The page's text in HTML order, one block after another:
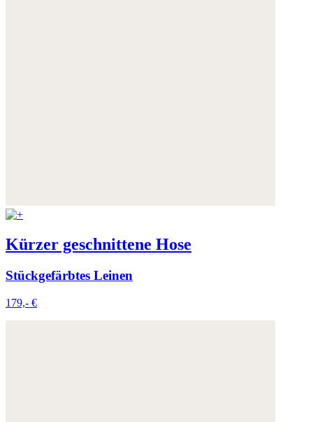
Kürzer geschnittene Hose
Stückgefärbtes Leinen
179,- €